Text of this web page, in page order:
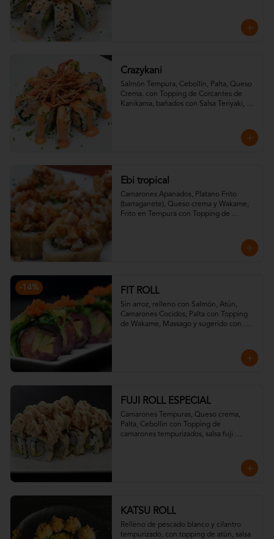
Crazykani
Salmón Tempura, Cebollín, Palta, Queso
Crema. con Topping de Corcantes de
Kanikama, bañados con Salsa Teriyaki,
Ebi tropical
Camarones Apanados, Platano Frito
(barraganete), Queso crema y Wakame,
Frito en Tempura con Topping de
-14% FIT ROLL
Sin arroz, relleno con Salmón, Atún,
Camarones Cocidos, Palta con Topping
de Wakame, Massago y sugerido con
FUJI ROLL ESPECIAL
Camarones Tempuras, Queso crema,
Palta, Cebollin con Topping de
camarones tempurizados, salsa fuji
KATSU ROLL
Relleno de pescado blanco y cilantro
tempurizado, con topping de atún, salsa